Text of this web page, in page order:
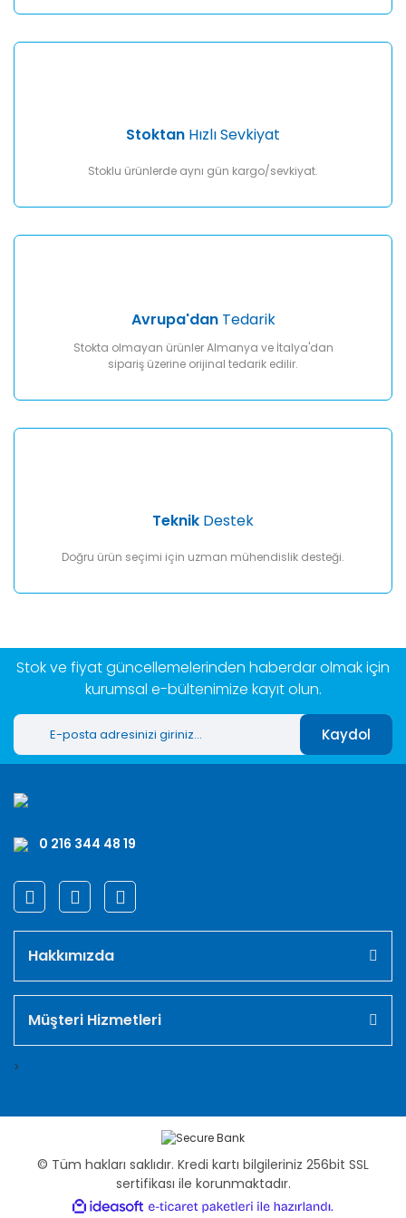
Stoktan Hızlı Sevkiyat
Stoklu ürünlerde aynı gün kargo/sevkiyat.
Avrupa'danTedarik
Stokta olmayan ürünler Almanya ve İtalya'dan
sipariş üzerine orijinal tedarik edilir.
Teknik Destek
Doğru ürün seçimi için uzman mühendislik desteği.
Stok ve fiyat güncellemelerinden haberdar olmak için
kurumsal e-bültenimize kayıt olun.
Kaydol
0 216 344 48 19
Hakkımızda
Müşteri Hizmetleri
>
© Tüm hakları saklıdır. Kredi kartı bilgileriniz 256bit SSL
sertifikası ile korunmaktadır.
ideasoft
e-